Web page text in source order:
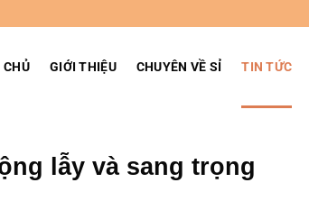
CHỦ GIỚI THIỆU CHUYÊN VỀ SỈ TIN TỨC
lẫy và sang trọng